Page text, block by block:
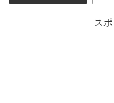
ス